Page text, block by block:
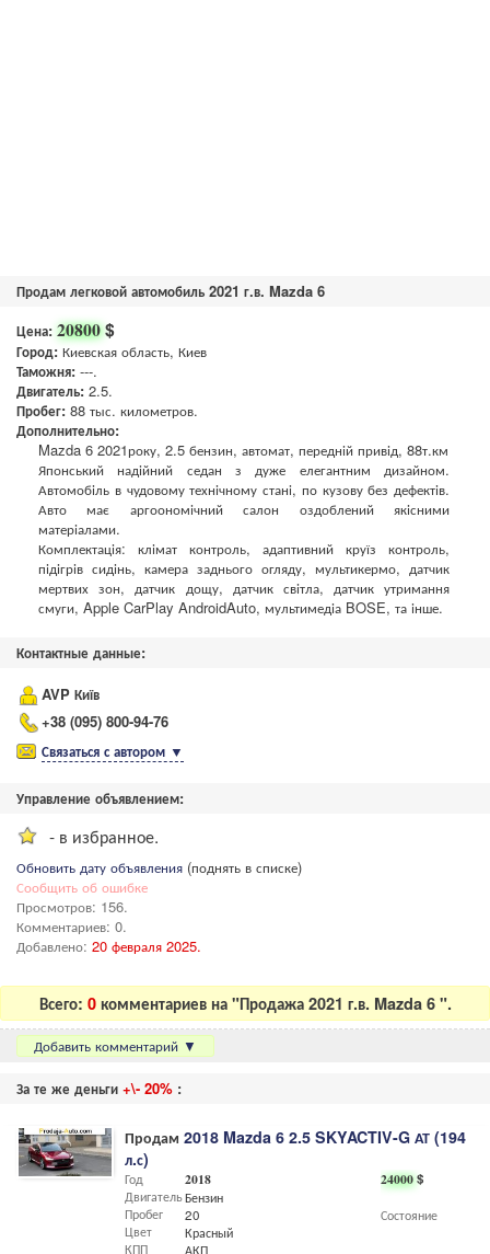
Продам легковой автомобиль 2021 г.в. Mazda 6
Цена: 20800$
Город: Киевская область, Киев
Таможня: ---.
Двигатель: 2.5.
Пробег: 88 тыс. километров.
Дополнительно:
Mazda 6 2021року, 2.5 бензин, автомат, передній привід, 88т.км
Японський надійний седан з дуже елегантним дизайном.
Автомобіль в чудовому технічному стані, по кузову без дефектів.
Авто має аргоономічний салон оздоблений якісними
матеріалами.
Комплектація: клімат контроль, адаптивний круїз контроль,
підігрів сидінь, камера заднього огляду, мультикермо, датчик
мертвих зон, датчик дощу, датчик світла, датчик утримання
смуги, Apple CarPlay AndroidAuto, мультимедіа BOSE, та інше.
Контактные данные:
AVP Київ
+38 (095) 800-94-76
Связаться с автором ▼
Управление объявлением:
- в избранное.
Обновить дату объявления (поднять в списке)
Сообщить об ошибке
Просмотров: 156.
Комментариев: 0.
Добавлено: 20 февраля 2025.
Всего: 0 комментариев на "Продажа 2021 г.в. Mazda 6 ".
Добавить комментарий ▼
За те же деньги +\- 20% :
Продам 2018 Mazda 6 2.5 SKYACTIV-G АТ (194
л.с)
24000$
Состояние
Год
Двигатель
Пробег
Цвет
КПП
2018
Бензин
20
Красный
АКП